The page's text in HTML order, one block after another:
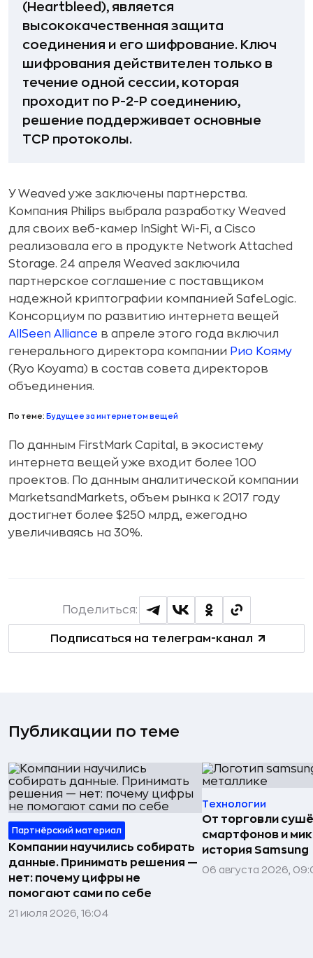
(Heartbleed), является
высококачественная защита
соединения и его шифрование. Ключ
шифрования действителен только в
течение одной сессии, которая
проходит по P-2-P соединению,
решение поддерживает основные
TCP протоколы.
У Weaved уже заключены партнерства.
Компания Philips выбрала разработку Weaved
для своих веб-камер InSight Wi-Fi, а Cisco
реализовала его в продукте Network Attached
Storage. 24 апреля Weaved заключила
партнерское соглашение с поставщиком
надежной криптографии компанией SafeLogic.
Консорциум по развитию интернета вещей
AllSeen Alliance в апреле этого года включил
генерального директора компании Рио Кояму
(Ryo Koyama) в состав совета директоров
объединения.
По теме: Будущее за интернетом вещей
По данным FirstMark Capital, в экосистему
интернета вещей уже входит более 100
проектов. По данным аналитической компании
MarketsandMarkets, объем рынка к 2017 году
достигнет более $250 млрд, ежегодно
увеличиваясь на 30%.
Подписаться на телеграм-канал
Поделиться:
Публикации по теме
Партнёрский материал
Компании научились собирать
данные. Принимать решения —
нет: почему цифры не
помогают сами по себе
21 июля 2026, 16:04
Технологии
От торговли
смартфонов и
история Samsung
06 августа 2026,